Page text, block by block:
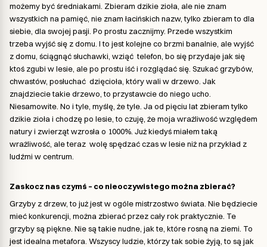
możemy być średniakami. Zbieram dzikie zioła, ale nie znam
wszystkich na pamięć, nie znam łacińskich nazw, tylko zbieram to dla
siebie, dla swojej pasji. Po prostu zacznijmy. Przede wszystkim
trzeba wyjść się z domu. I to jest kolejne co brzmi banalnie, ale wyjść
z domu, ściągnąć słuchawki, wziąć telefon, bo się przydaje jak się
ktoś zgubi w lesie, ale po prostu iść i rozglądać się. Szukać grzybów,
chwastów, posłuchać dzięcioła, który wali w drzewo. Jak
znajdziecie takie drzewo, to przystawcie do niego ucho.
Niesamowite. No i tyle, myślę, że tyle. Ja od pięciu lat zbieram tylko
dzikie zioła i chodzę po lesie, to czuję, że moja wrażliwość względem
natury i zwierząt wzrosła o 1000%. Już kiedyś miałem taką
wrażliwość, ale teraz wolę spędzać czas w lesie niż na przykład z
ludźmi w centrum.
Zaskocz nas czymś – co nieoczywistego można zbierać?
Grzyby z drzew, to już jest w ogóle mistrzostwo świata. Nie będziecie
mieć konkurencji, można zbierać przez cały rok praktycznie. Te
grzyby są piękne. Nie są takie nudne, jak te, które rosną na ziemi. To
jest idealna metafora. Wszyscy ludzie, którzy tak sobie żyją, to są jak